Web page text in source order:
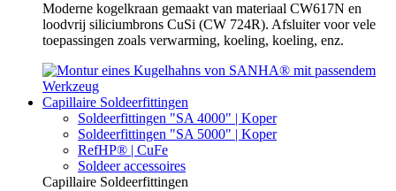
Moderne kogelkraan gemaakt van materiaal CW617N en
loodvrij siliciumbrons CuSi (CW 724R). Afsluiter voor vele
toepassingen zoals verwarming, koeling, koeling, enz.
Capillaire Soldeerfittingen
Soldeerfittingen "SA 4000" | Koper
Soldeerfittingen "SA 5000" | Koper
RefHP® | CuFe
Soldeer accessoires
Capillaire Soldeerfittingen